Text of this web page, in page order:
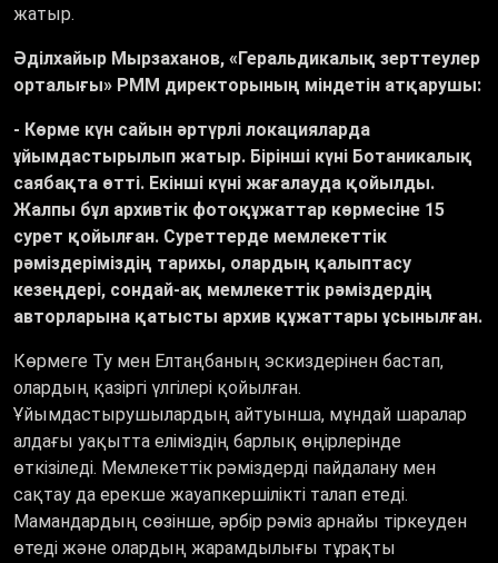
жатыр.
Әділхайыр Мырзаханов, «Геральдикалық зерттеулер
орталығы» РММ директорының міндетін атқарушы:
- Көрме күн сайын әртүрлі локацияларда
ұйымдастырылып жатыр. Бірінші күні Ботаникалық
саябақта өтті. Екінші күні жағалауда қойылды.
Жалпы бұл архивтік фотоқұжаттар көрмесіне 15
сурет қойылған. Суреттерде мемлекеттік
рәміздеріміздің тарихы, олардың қалыптасу
кезеңдері, сондай-ақ мемлекеттік рәміздердің
авторларына қатысты архив құжаттары ұсынылған.
Көрмеге Ту мен Елтаңбаның эскиздерінен бастап,
олардың қазіргі үлгілері қойылған.
Ұйымдастырушылардың айтуынша, мұндай шаралар
алдағы уақытта еліміздің барлық өңірлерінде
өткізіледі. Мемлекеттік рәміздерді пайдалану мен
сақтау да ерекше жауапкершілікті талап етеді.
Мамандардың сөзінше, әрбір рәміз арнайы тіркеуден
өтеді және олардың жарамдылығы тұрақты